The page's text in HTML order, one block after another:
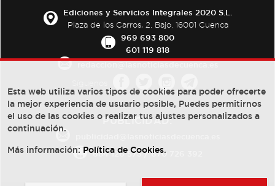
Ediciones y Servicios Integrales 2020 S.L.
Plaza de los Carros, 2. Bajo. 16001 Cuenca
969 693 800
601 119 818
PUBLICIDAD:
684 126 573/670 726 392
Esta web utiliza varios tipos de cookies para poder ofrecerte
la mejor experiencia de usuario posible, Puedes permitirnos
el uso de las cookies o realizar tus ajustes personalizados a
continuación.
Más información: Política de Cookies.